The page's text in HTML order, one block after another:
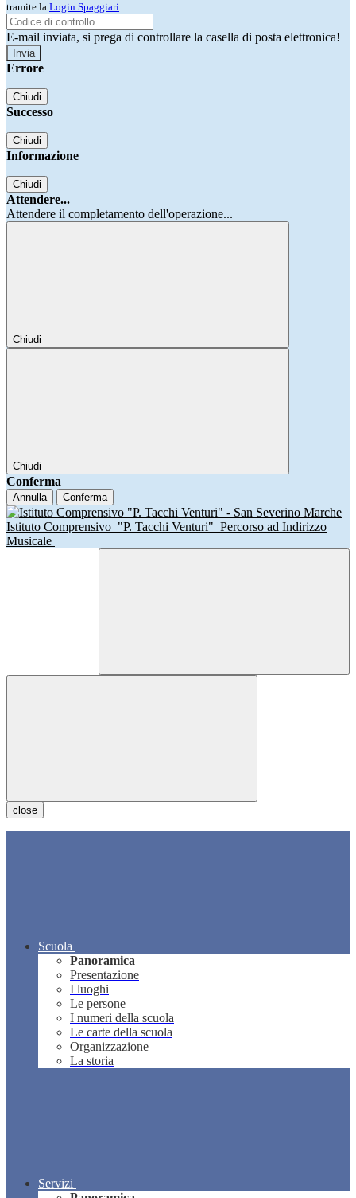
tramite la Login Spaggiari
E-mail inviata, si prega di controllare la casella di posta elettronica!
Errore
Chiudi
Successo
Chiudi
Informazione
Chiudi
Attendere...
Attendere il completamento dell'operazione...
Chiudi
Chiudi
Conferma
Annulla Conferma
Istituto Comprensivo "P. Tacchi Venturi" Percorso ad Indirizzo
Musicale
close
Scuola
Panoramica
Presentazione
I luoghi
Le persone
I numeri della scuola
Le carte della scuola
Organizzazione
La storia
Servizi